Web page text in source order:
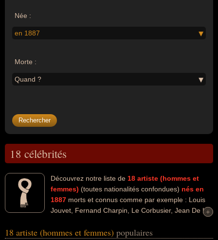
Née :
en 1887
Morte :
Quand ?
18 célébrités
Découvrez notre liste de 18 artiste (hommes et
femmes) (toutes nationalités confondues) nés en
1887 morts et connus comme par exemple : Louis
Jouvet, Fernand Charpin, Le Corbusier, Jean De La
Ray, Sophie Tucker, Pierre Jean Jouve... Ces personnalités
+
+
18 artiste (hommes et femmes) populaires